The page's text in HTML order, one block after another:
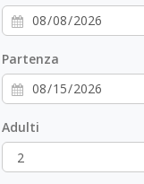
Partenza
Adulti